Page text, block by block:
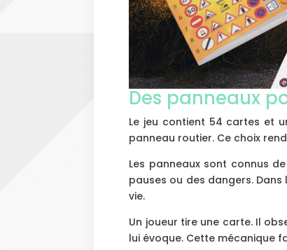
Des panneaux
Le jeu contient 54 cartes et
panneau routier. Ce choix
Les panneaux sont connus
pauses ou des dangers.
vie.
Un joueur tire une carte. Il
lui évoque. Cette mécanique